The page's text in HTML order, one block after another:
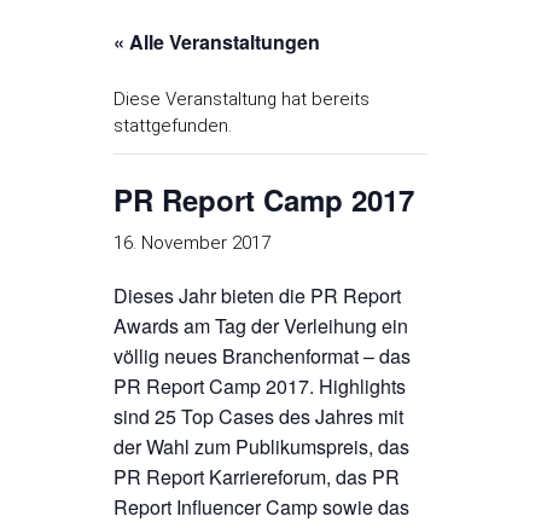
« Alle Veranstaltungen
Diese Veranstaltung hat bereits
stattgefunden.
PR Report Camp 2017
16. November 2017
Dieses Jahr bieten die PR Report
Awards am Tag der Verleihung ein
völlig neues Branchenformat – das
PR Report Camp 2017. Highlights
sind 25 Top Cases des Jahres mit
der Wahl zum Publikumspreis, das
PR Report Karriereforum, das PR
Report Influencer Camp sowie das